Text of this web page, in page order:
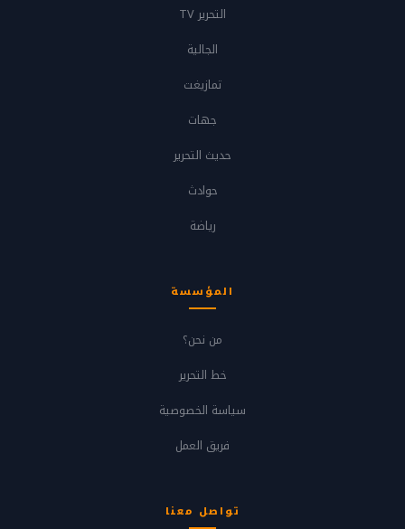
التحرير TV
الجالية
تمازيغت
جهات
حديث التحرير
حوادث
رياضة
المؤسسة
من نحن؟
خط التحرير
سياسة الخصوصية
فريق العمل
تواصل معنا